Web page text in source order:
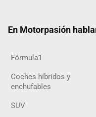
En Motorpasión
Fórmula1
Coches híbridos y
enchufables
SUV